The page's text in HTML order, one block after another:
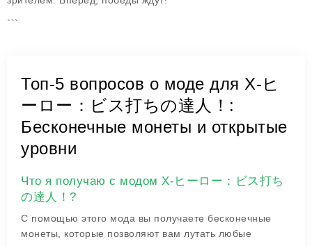
```
Топ-5 вопросов о моде для X-ヒ
ーロー：ビス打ちの達人！:
Бесконечные монеты и открытые
уровни
Что я получаю с модом X-ヒーロー：ビス打ち
の達人！?
С помощью этого мода вы получаете бесконечные
монеты, которые позволяют вам лутать любые